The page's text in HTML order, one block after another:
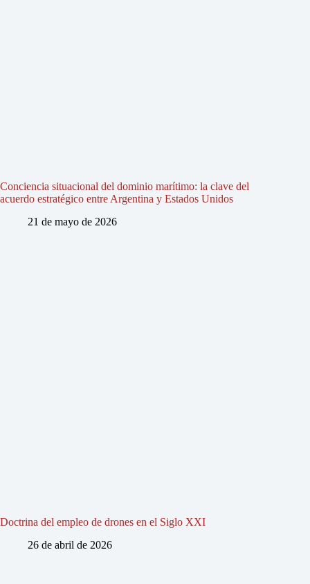
Conciencia situacional del dominio marítimo: la clave del
acuerdo estratégico entre Argentina y Estados Unidos
21 de mayo de 2026
Doctrina del empleo de drones en el Siglo XXI
26 de abril de 2026